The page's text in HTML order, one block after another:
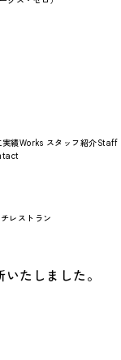
績Works スタッフ紹介Staff
レストラン
たしました。